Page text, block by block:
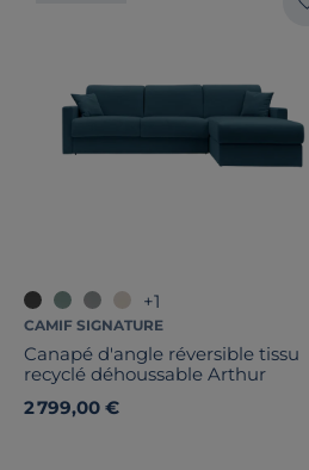
+1
CAMIF SIGNATURE
Canapé d'angle réversible tissu
recyclé déhoussable Arthur
2 799,00 €